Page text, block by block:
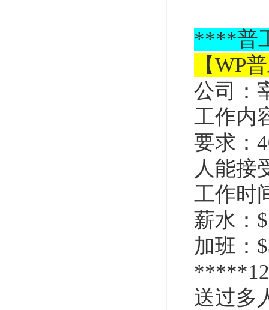
****普
【WP
公司：
工作内
要求：
人能接
工作时
薪水：
加班：
送过多